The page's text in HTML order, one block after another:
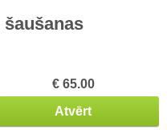
šaušanas
€ 65.00
Atvērt